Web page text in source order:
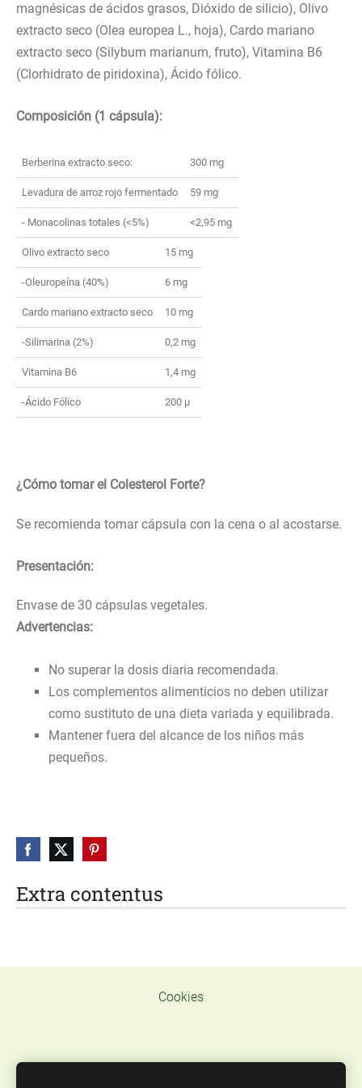
Extra contentus
magnésicas de ácidos grasos, Dióxido de silicio), Olivo
extracto seco (Olea europea L., hoja), Cardo mariano
extracto seco (Silybum marianum, fruto), Vitamina B6
(Clorhidrato de piridoxina), Ácido fólico.
Composición (1 cápsula):
Berberina extracto seco: 300 mg
Levadura de arroz rojo fermentado 59 mg
- Monacolinas totales (<5%) <2,95 mg
Olivo extracto seco 15 mg
-Oleuropeína (40%) 6 mg
Cardo mariano extracto seco 10 mg
-Silimarina (2%) 0,2 mg
Vitamina B6 1,4 mg
-Ácido Fólico 200 µ
¿Cómo tomar el Colesterol Forte?
Se recomienda tomar cápsula con la cena o al acostarse.
Presentación:
Envase de 30 cápsulas vegetales.
Advertencias:
No superar la dosis diaria recomendada.
Los complementos alimenticios no deben utilizar
como sustituto de una dieta variada y equilibrada.
Mantener fuera del alcance de los niños más
pequeños.
Cookies